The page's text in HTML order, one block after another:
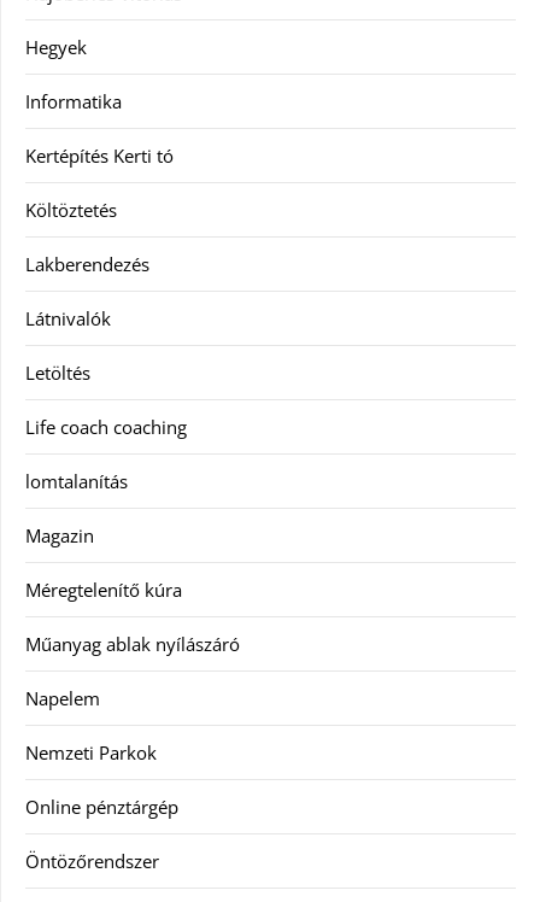
Hegyek
Informatika
Kertépítés Kerti tó
Költöztetés
Lakberendezés
Látnivalók
Letöltés
Life coach coaching
lomtalanítás
Magazin
Méregtelenítő kúra
Műanyag ablak nyílászáró
Napelem
Nemzeti Parkok
Online pénztárgép
Öntözőrendszer